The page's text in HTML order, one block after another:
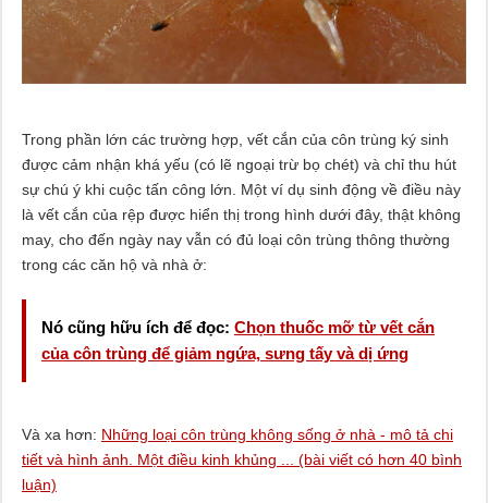
Trong phần lớn các trường hợp, vết cắn của côn trùng ký sinh
được cảm nhận khá yếu (có lẽ ngoại trừ bọ chét) và chỉ thu hút
sự chú ý khi cuộc tấn công lớn. Một ví dụ sinh động về điều này
là vết cắn của rệp được hiển thị trong hình dưới đây, thật không
may, cho đến ngày nay vẫn có đủ loại côn trùng thông thường
trong các căn hộ và nhà ở:
Nó cũng hữu ích để đọc: Chọn thuốc mỡ từ vết cắn
của côn trùng để giảm ngứa, sưng tấy và dị ứng
Và xa hơn: Những loại côn trùng không sống ở nhà - mô tả chi
tiết và hình ảnh. Một điều kinh khủng ... (bài viết có hơn 40 bình
luận)